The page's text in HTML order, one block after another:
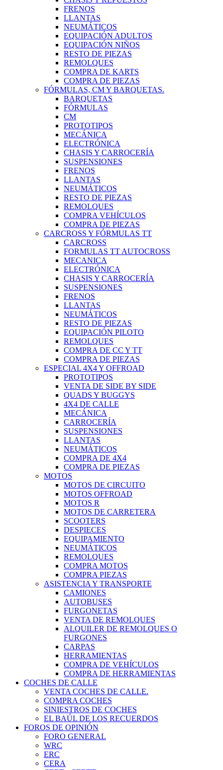
FRENOS
LLANTAS
NEUMÁTICOS
EQUIPACIÓN ADULTOS
EQUIPACIÓN NIÑOS
RESTO DE PIEZAS
REMOLQUES
COMPRA DE KARTS
COMPRA DE PIEZAS
FÓRMULAS, CM Y BARQUETAS.
BARQUETAS
FÓRMULAS
CM
PROTOTIPOS
MECÁNICA
ELECTRÓNICA
CHASIS Y CARROCERÍA
SUSPENSIONES
FRENOS
LLANTAS
NEUMÁTICOS
RESTO DE PIEZAS
REMOLQUES
COMPRA VEHÍCULOS
COMPRA DE PIEZAS
CARCROSS Y FÓRMULAS TT
CARCROSS
FORMULAS TT AUTOCROSS
MECANICA
ELECTRÓNICA
CHASIS Y CARROCERÍA
SUSPENSIONES
FRENOS
LLANTAS
NEUMÁTICOS
RESTO DE PIEZAS
EQUIPACIÓN PILOTO
REMOLQUES
COMPRA DE CC Y TT
COMPRA DE PIEZAS
ESPECIAL 4X4 Y OFFROAD
PROTOTIPOS
VENTA DE SIDE BY SIDE
QUADS Y BUGGYS
4X4 DE CALLE
MECÁNICA
CARROCERÍA
SUSPENSIONES
LLANTAS
NEUMÁTICOS
COMPRA DE 4X4
COMPRA DE PIEZAS
MOTOS
MOTOS DE CIRCUITO
MOTOS OFFROAD
MOTOS R
MOTOS DE CARRETERA
SCOOTERS
DESPIECES
EQUIPAMIENTO
NEUMÁTICOS
REMOLQUES
COMPRA MOTOS
COMPRA PIEZAS
ASISTENCIA Y TRANSPORTE
CAMIONES
AUTOBUSES
FURGONETAS
VENTA DE REMOLQUES
ALQUILER DE REMOLQUES O
FURGONES
CARPAS
HERRAMIENTAS
COMPRA DE VEHÍCULOS
COMPRA DE HERRAMIENTAS
COCHES DE CALLE
VENTA COCHES DE CALLE.
COMPRA COCHES
SINIESTROS DE COCHES
EL BAÚL DE LOS RECUERDOS
FOROS DE OPINIÓN
FORO GENERAL
WRC
ERC
CERA